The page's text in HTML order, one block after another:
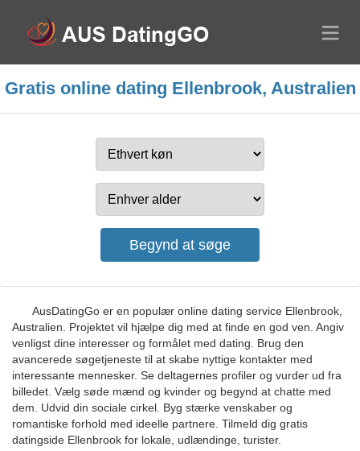
Gratis online dating Ellenbrook, Australien
AusDatingGo er en populær online dating service Ellenbrook,
Australien. Projektet vil hjælpe dig med at finde en god ven. Angiv
venligst dine interesser og formålet med dating. Brug den
avancerede søgetjeneste til at skabe nyttige kontakter med
interessante mennesker. Se deltagernes profiler og vurder ud fra
billedet. Vælg søde mænd og kvinder og begynd at chatte med
dem. Udvid din sociale cirkel. Byg stærke venskaber og
romantiske forhold med ideelle partnere. Tilmeld dig gratis
datingside Ellenbrook for lokale, udlændinge, turister.